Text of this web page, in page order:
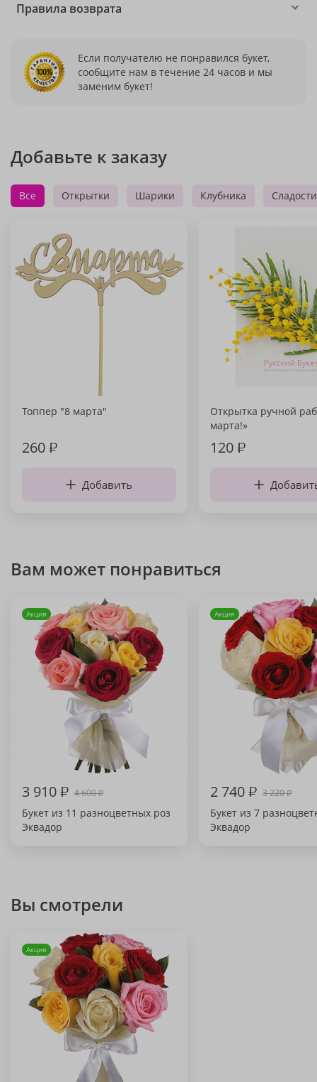
Правила возврата
Если получателю не понравился букет,
сообщите нам в течение 24 часов и мы
заменим букет!
Добавьте к заказу
Все Открытки Шарики Клубника Сладости
Топпер "8 марта"
260₽
Добавить
Открытка ручной
марта!»
120₽
Вам может понравиться
Акция
3 910₽ 4 600₽
Букет из 11 разноцветных роз
Эквадор
Акция
2 740₽ 3 220₽
Букет из 7
Эквадор
Вы смотрели
Акция